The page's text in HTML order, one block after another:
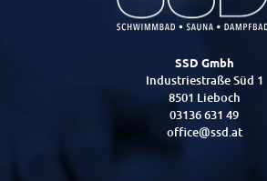
SSD Gmbh
Industriestraße Süd 1
8501 Lieboch
03136 631 49
office@ssd.at